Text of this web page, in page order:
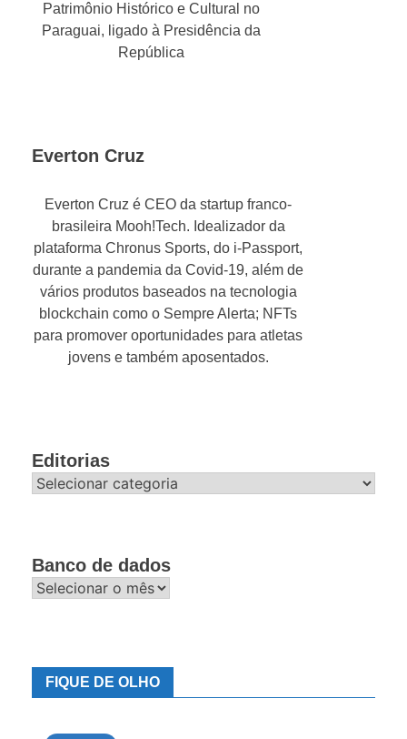
Patrimônio Histórico e Cultural no
Paraguai, ligado à Presidência da
República
Everton Cruz
Everton Cruz é CEO da startup franco-
brasileira Mooh!Tech. Idealizador da
plataforma Chronus Sports, do i-Passport,
durante a pandemia da Covid-19, além de
vários produtos baseados na tecnologia
blockchain como o Sempre Alerta; NFTs
para promover oportunidades para atletas
jovens e também aposentados.
Editorias
Editorias
Banco de dados
Banco
FIQUE DE OLHO